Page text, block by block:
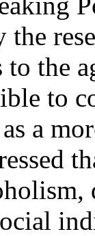
the
to
a